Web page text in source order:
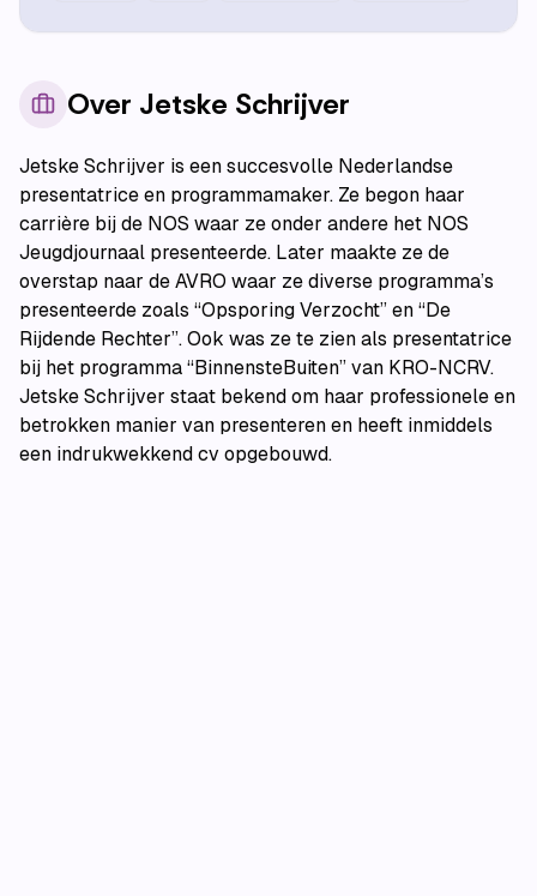
Over Jetske Schrijver
Jetske Schrijver is een succesvolle Nederlandse
presentatrice en programmamaker. Ze begon haar
carrière bij de NOS waar ze onder andere het NOS
Jeugdjournaal presenteerde. Later maakte ze de
overstap naar de AVRO waar ze diverse programma’s
presenteerde zoals “Opsporing Verzocht” en “De
Rijdende Rechter”. Ook was ze te zien als presentatrice
bij het programma “BinnensteBuiten” van KRO-NCRV.
Jetske Schrijver staat bekend om haar professionele en
betrokken manier van presenteren en heeft inmiddels
een indrukwekkend cv opgebouwd.